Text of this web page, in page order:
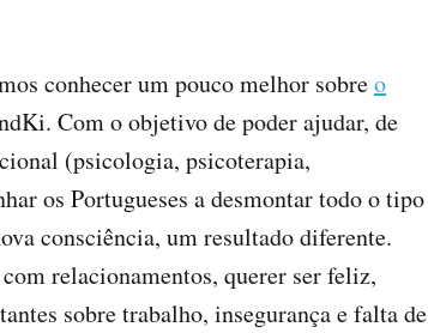
conhecer um pouco melhor sobreo
Com o objetivo de poder ajudar, de
(psicologia, psicoterapia,
os Portugueses a desmontar todo o tipo
consciência, um resultado diferente.
relacionamentos, querer ser feliz,
sobre trabalho, insegurança e falta de